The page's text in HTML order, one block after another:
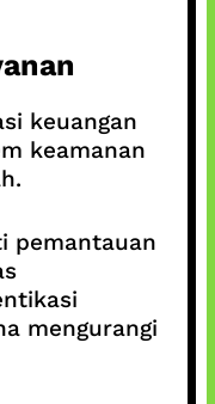
keuangan
keamanan
pemantauan
mengurangi